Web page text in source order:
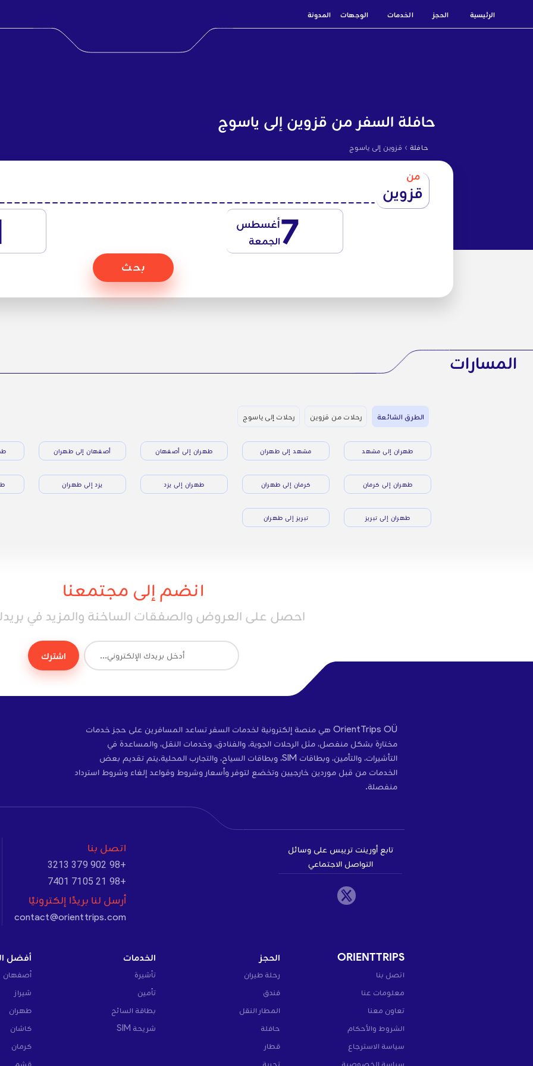
الرئيسية الحجز الخدمات الوجهات المدونة
حافلة السفر من قزوين إلى ياسوج
حافلة › قزوين إلى ياسوج
من
قزوين
7أغسطس
الجمعة
بحث
المسارات
الطرق الشائعة رحلات من قزوين رحلات إلى ياسوج
طهران إلى مشهد مشهد إلى طهران طهران إلى أصفهان أصفهان إلى طهران
طهران إلى كرمان كرمان إلى طهران طهران إلى يزد يزد إلى طهران
طهران إلى تبريز تبريز إلى طهران
انضم إلى مجتمعنا
احصل على العروض والصفقات الساخنة والمزيد في بريدك
اشترك
OrientTrips OÜ هي منصة إلكترونية لخدمات السفر تساعد المسافرين على حجز خدمات
مختارة بشكل منفصل، مثل الرحلات الجوية، والفنادق، وخدمات النقل، والمساعدة في
التأشيرات، والتأمين، وبطاقات SIM، وبطاقات السياح، والتجارب المحلية.يتم تقديم بعض
الخدمات من قبل موردين خارجيين وتخضع لتوفر وأسعار وشروط وقواعد إلغاء وشروط استرداد
منفصلة.
تابع أورينت تريبس على وسائل
التواصل الاجتماعي
اتصل بنا
+98 902 379 3213
+98 21 7105 7401
أرسل لنا بريدًا إلكترونيًا
contact@orienttrips.com
ORIENTTRIPS
اتصل بنا
معلومات عنا
تعاون معنا
الشروط والأحكام
سياسة الاسترجاع
سياسة الخصوصية
الحجز
رحلة طيران
فندق
المطار النقل
حافلة
قطار
تجربة
الخدمات
تأشيرة
تأمين
بطاقة السائح
شريحة SIM
أفضل
أصفهان
شيراز
طهران
كاشان
كرمان
قشم